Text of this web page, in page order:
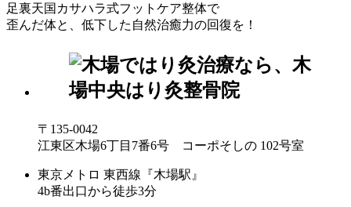
足裏天国カサハラ式フットケア整体で
歪んだ体と、低下した自然治癒力の回復を！
〒135-0042
江東区木場6丁目7番6号 コーポそしの 102号室
東京メトロ 東西線『木場駅』
4b番出口から徒歩3分